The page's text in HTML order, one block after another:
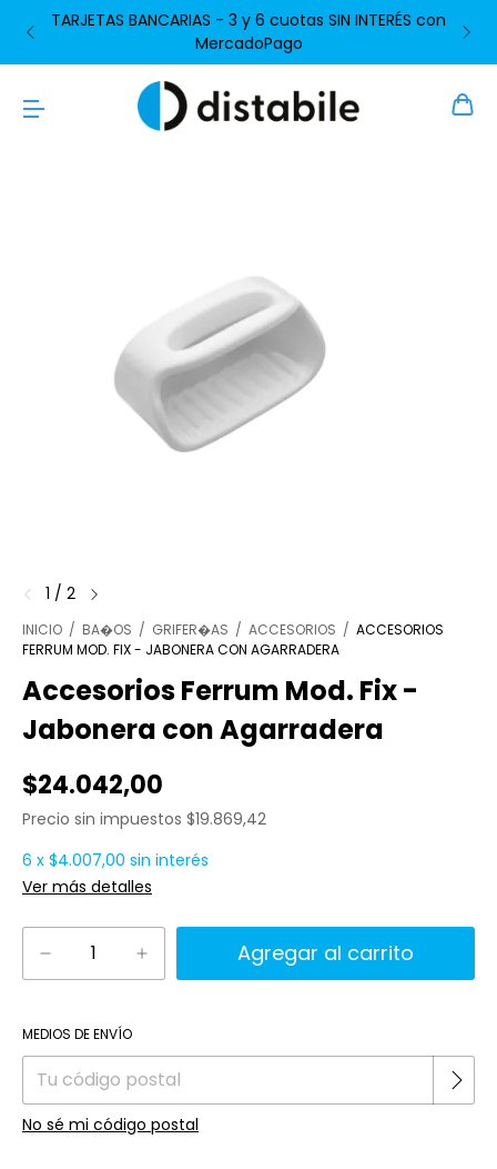
TARJETAS BANCARIAS - 3 y 6 cuotas SIN INTERÉS con
MercadoPago
1 / 2
INICIO / BA�OS / GRIFER�AS / ACCESORIOS / ACCESORIOS
FERRUM MOD. FIX - JABONERA CON AGARRADERA
Accesorios Ferrum Mod. Fix -
Jabonera con Agarradera
$24.042,00
Precio sin impuestos $19.869,42
6 x $4.007,00 sin interés
Ver más detalles
Entregas para el CP:
MEDIOS DE ENVÍO
No sé mi código postal